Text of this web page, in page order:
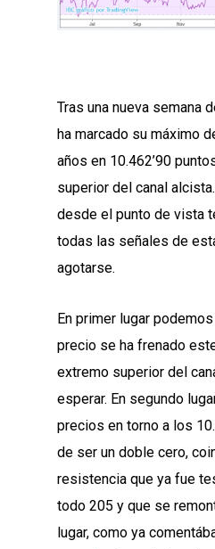
Tras una nueva semana
ha marcado su máximo
años en 10.462’90
superior del canal
desde el punto de vista
todas las señales de
agotarse.
En primer lugar
precio se ha frenado
extremo superior del
esperar. En segundo
precios en torno a los
de ser un doble cero,
resistencia que ya fue
todo 205 y que se
lugar, como ya